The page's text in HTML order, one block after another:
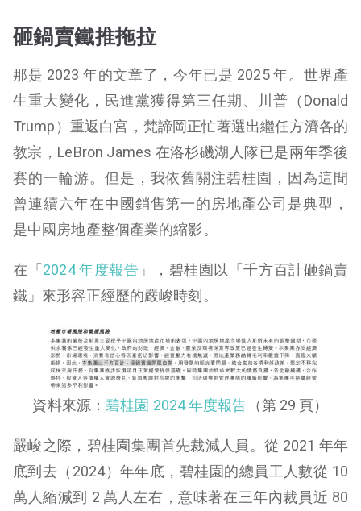
砸鍋賣鐵推拖拉
那是 2023 年的文章了，今年已是 2025 年。世界產
生重大變化，民進黨獲得第三任期、川普（Donald
Trump）重返白宮，梵諦岡正忙著選出繼任方濟各的
教宗，LeBron James 在洛杉磯湖人隊已是兩年季後
賽的一輪游。但是，我依舊關注碧桂園，因為這間
曾連續六年在中國銷售第一的房地產公司是典型，
是中國房地產整個產業的縮影。
在「 2024 年度報告 」，碧桂園以「千方百計砸鍋賣
鐵」來形容正經歷的嚴峻時刻。
資料來源： 碧桂園 2024 年度報告 （第 29 頁）
嚴峻之際，碧桂園集團首先裁減人員。從 2021 年年
底到去（2024）年年底，碧桂園的總員工人數從 10
萬人縮減到 2 萬人左右，意味著在三年內裁員近 80